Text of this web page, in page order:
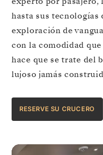
hasta sus tecnologías
exploración de
con la comodidad
hace que se trate del
lujoso jamás
RESERVE SU CRUCERO